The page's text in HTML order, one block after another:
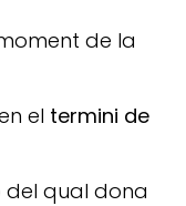
de la
el termini de
del qual dona